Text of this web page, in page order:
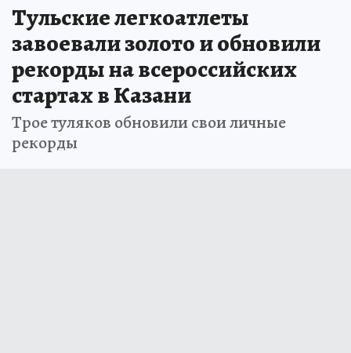
Тульские легкоатлеты
завоевали золото и обновили
рекорды на всероссийских
стартах в Казани
Трое туляков обновили свои личные
рекорды